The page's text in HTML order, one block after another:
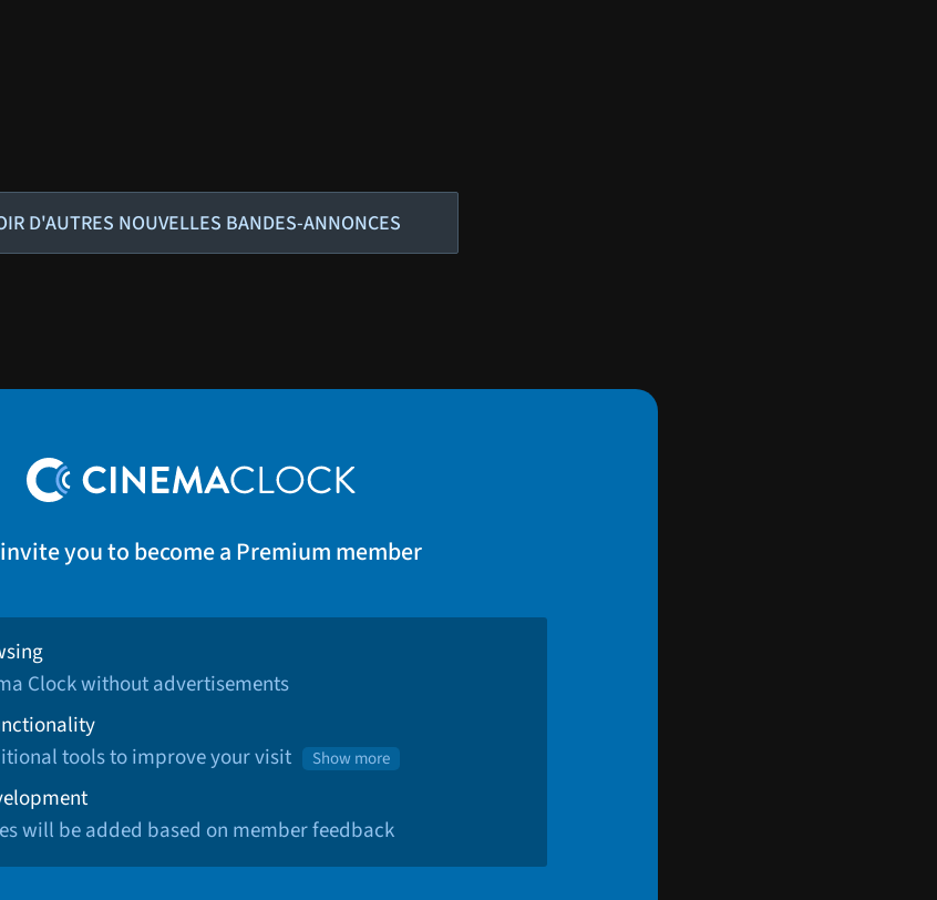
D'AUTRES NOUVELLES BANDES-ANNONCES
you to become a Premium member
Clock without advertisements
tools to improve your visit
Show more
will be added based on member feedback